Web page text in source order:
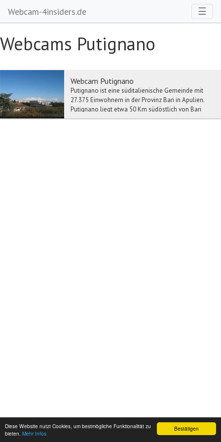
Bestätigen
Diese Website nutzt Cookies, um bestmögliche Funktionalität zu
bieten. Mehr Infos
Webcam-4insiders.de ☰
Webcams Putignano
Webcam Putignano
Putignano ist eine süditalienische Gemeinde mit
27.375 Einwohnern in der Provinz Bari in Apulien.
Putignano liegt etwa 50 Km südöstlich von Bari
un...